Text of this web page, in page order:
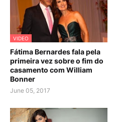
VIDEO
Fátima Bernardes fala pela
primeira vez sobre o fim do
casamento com William
Bonner
June 05, 2017